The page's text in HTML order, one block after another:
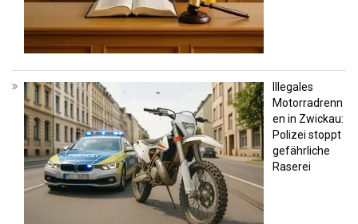
Illegales
Motorradrenn
en in Zwickau:
Polizei stoppt
gefährliche
Raserei